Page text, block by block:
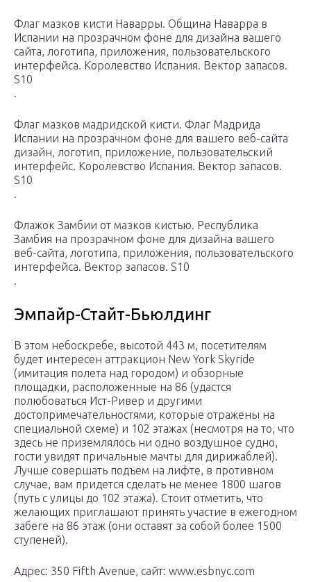
Флаг мазков кисти Наварры. Община Наварра в
Испании на прозрачном фоне для дизайна вашего
сайта, логотипа, приложения, пользовательского
интерфейса. Королевство Испания. Вектор запасов.
S10
.
Флаг мазков мадридской кисти. Флаг Мадрида
Испании на прозрачном фоне для вашего веб-сайта
дизайн, логотип, приложение, пользовательский
интерфейс. Королевство Испания. Вектор запасов.
S10
.
Флажок Замбии от мазков кистью. Республика
Замбия на прозрачном фоне для дизайна вашего
веб-сайта, логотипа, приложения, пользовательского
интерфейса. Вектор запасов. S10
.
Эмпайр-Стайт-Бьюлдинг
В этом небоскребе, высотой 443 м, посетителям
будет интересен аттракцион New York Skyride
(имитация полета над городом) и обзорные
площадки, расположенные на 86 (удастся
полюбоваться Ист-Ривер и другими
достопримечательностями, которые отражены на
специальной схеме) и 102 этажах (несмотря на то, что
здесь не приземлялось ни одно воздушное судно,
гости увидят причальные мачты для дирижаблей).
Лучше совершать подъем на лифте, в противном
случае, вам придется сделать не менее 1800 шагов
(путь с улицы до 102 этажа). Стоит отметить, что
желающих приглашают принять участие в ежегодном
забеге на 86 этаж (они оставят за собой более 1500
ступеней).
Адрес: 350 Fifth Avenue, сайт: www.esbnyc.com